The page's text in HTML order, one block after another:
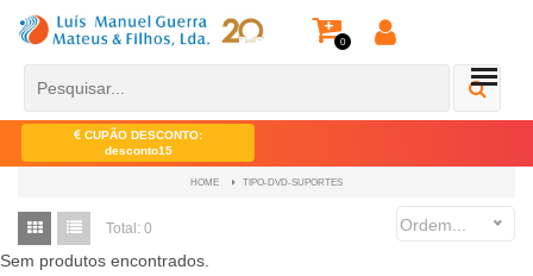
0
CUPÃO DESCONTO:
desconto15
HOME TIPO-DVD-SUPORTES
Total: 0
Ordem...
Sem produtos encontrados.